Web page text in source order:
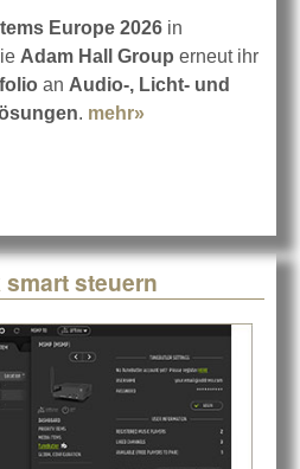
Europe 2026 in
Adam Hall Group erneut ihr
an Audio-, Licht- und
. mehr»
steuern